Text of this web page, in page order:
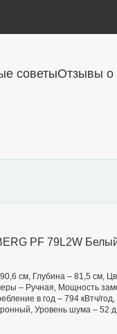
советыОтзывы о
PF 79L2W
см, Глубина – 81,5 см,
– Ручная, Мощность
в год – 794 кВтч/
Уровень шума –